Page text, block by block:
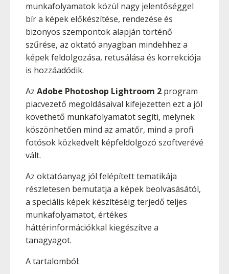
munkafolyamatok közül nagy jelentőséggel
bír a képek előkészítése, rendezése és
bizonyos szempontok alapján történő
szűrése, az oktató anyagban mindehhez a
képek feldolgozása, retusálása és korrekciója
is hozzáadódik.
Az Adobe Photoshop Lightroom 2 program
piacvezető megoldásaival kifejezetten ezt a jól
követhető munkafolyamatot segíti, melynek
köszönhetően mind az amatőr, mind a profi
fotósok közkedvelt képfeldolgozó szoftverévé
vált.
Az oktatóanyag jól felépített tematikája
részletesen bemutatja a képek beolvasásától,
a speciális képek készítéséig terjedő teljes
munkafolyamatot, értékes
háttérinformációkkal kiegészítve a
tanagyagot.
A tartalomból: